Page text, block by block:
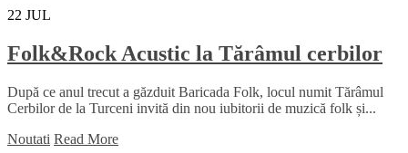
22 JUL
Folk&Rock Acustic la Tărâmul cerbilor
După ce anul trecut a găzduit Baricada Folk, locul numit Tărâmul
Cerbilor de la Turceni invită din nou iubitorii de muzică folk și...
Noutati Read More